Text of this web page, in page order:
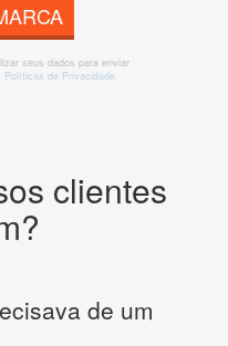
seus dados para enviar
Políticas de Privacidade.
clientes
de um